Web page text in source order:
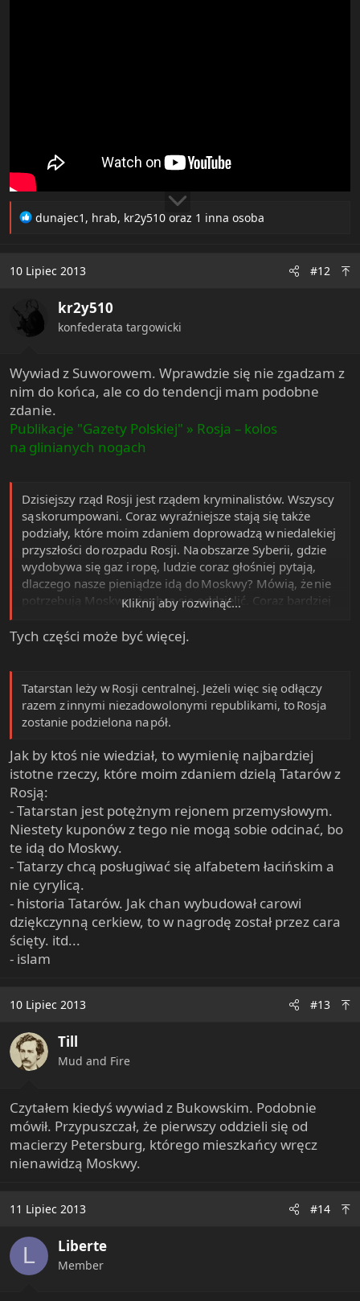
R
t
o
s
dunajec1 , hrab, kr2y510 oraz 1 inna osoba
10 Lipiec 2013 #12
kr2y510
konfederata targowicki
Wywiad z Suworowem. Wprawdzie się nie zgadzam z
nim do końca, ale co do tendencji mam podobne
zdanie.
Publikacje "Gazety Polskiej" » Rosja – kolos
na glinianych nogach
Dzisiejszy rząd Rosji jest rządem kryminalistów. Wszyscy
są skorumpowani. Coraz wyraźniejsze stają się także
podziały, które moim zdaniem doprowadzą w niedalekiej
przyszłości do rozpadu Rosji. Na obszarze Syberii, gdzie
wydobywa się gaz i ropę, ludzie coraz głośniej pytają,
dlaczego nasze pieniądze idą do Moskwy? Mówią, że nie
potrzebują Moskwy, że chcą się oddzielić. Coraz bardziej
nad Wołgą Tatarzy, którzy są muzułmanami. Na razie
separatystyczne. Ci ludzie widzą, że pieniądze
z wydobycia ropy nie trafiają w ich ręce, ale są wysyłane
do Moskwy. Przez ten nierówny podział środków Rosja
może się rozpaść na trzy części: europejską, tatarską
i syberyjską.
Kliknij aby rozwinąć...
Tych części może być więcej.
Tatarstan leży w Rosji centralnej. Jeżeli więc się odłączy
razem z innymi niezadowolonymi republikami, to Rosja
zostanie podzielona na pół.
Jak by ktoś nie wiedział, to wymienię najbardziej
istotne rzeczy, które moim zdaniem dzielą Tatarów z
Rosją:
- Tatarstan jest potężnym rejonem przemysłowym.
Niestety kuponów z tego nie mogą sobie odcinać, bo
te idą do Moskwy.
- Tatarzy chcą posługiwać się alfabetem łacińskim a
nie cyrylicą.
- historia Tatarów. Jak chan wybudował carowi
dziękczynną cerkiew, to w nagrodę został przez cara
ścięty. itd...
- islam
10 Lipiec 2013 #13
Till
Mud and Fire
Czytałem kiedyś wywiad z Bukowskim. Podobnie
mówił. Przypuszczał, że pierwszy oddzieli się od
macierzy Petersburg, którego mieszkańcy wręcz
nienawidzą Moskwy.
11 Lipiec 2013 #14
L Liberte
Member